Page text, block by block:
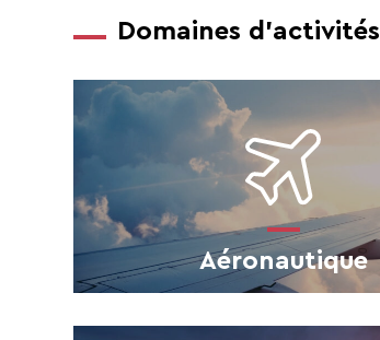
Domaines d'activités
Aéronautique